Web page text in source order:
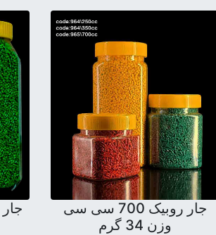
جار روبیک 700 سی سی
وزن 34 گرم